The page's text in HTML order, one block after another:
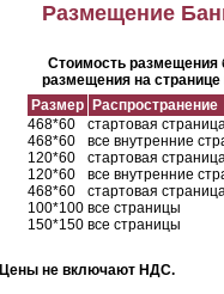
Размещение
Стоимость размещения
размещения на странице
Размер
Распространение
468*60
стартовая
468*60
все внутренние
120*60
стартовая
120*60
все внутренние
468*60
стартовая
100*100 все страницы
150*150 все страницы
Цены не включают НДС.